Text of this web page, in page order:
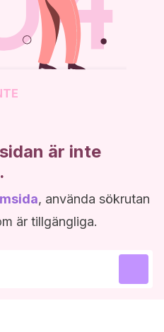
är inte
, använda sökrutan
är tillgängliga.